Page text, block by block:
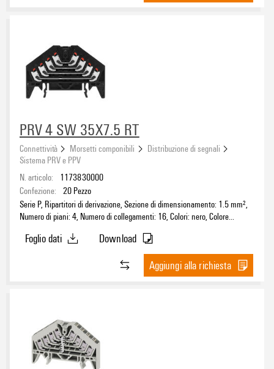
Tipo di collegamento
PUSH IN(38)
Vite(124)
Direzione di collegamento
laterale (124)
obliquo(38)
Colore
beige
Tensione nominale
PRV 4 SW 35X7.5 RT
Connettività Morsetti componibili
Distribuzione di segnali
Sistema PRV e PPV
N. articolo:
1173830000
Confezione: 20 Pezzo
Serie P, Ripartitori di derivazione, Sezione di dimensionamento: 1.5 mm²,
Numero di piani: 4, Numero di collegamenti: 16, Colori: nero, Colore
Foglio dati
Download
Aggiungi alla richiesta